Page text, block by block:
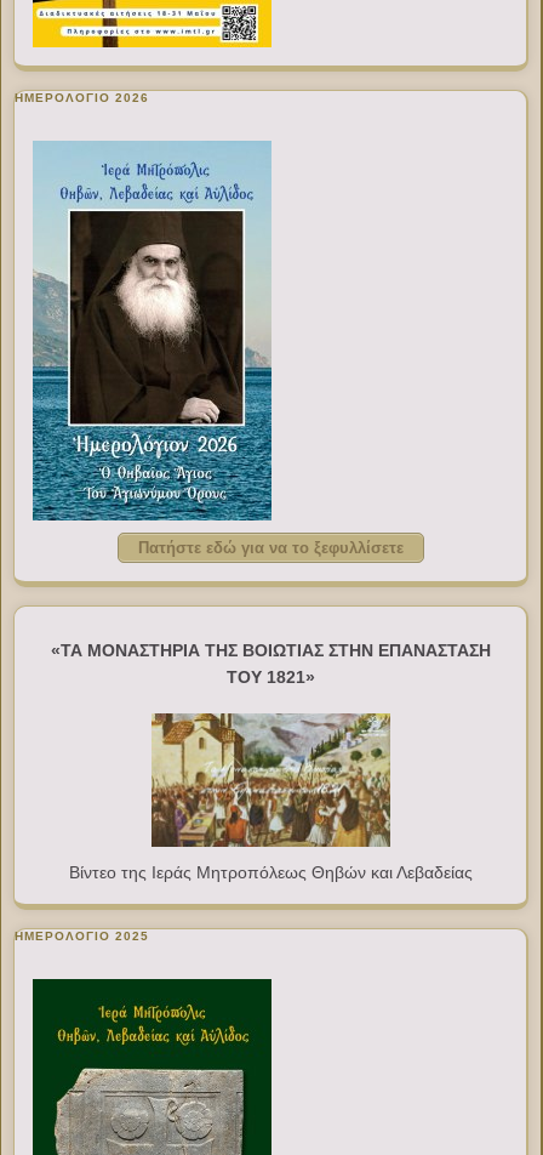
ΗΜΕΡΟΛΟΓΙΟ 2026
Πατήστε εδώ για να το ξεφυλλίσετε
«ΤΑ ΜΟΝΑΣΤΗΡΙΑ ΤΗΣ ΒΟΙΩΤΙΑΣ ΣΤΗΝ ΕΠΑΝΑΣΤΑΣΗ
ΤΟΥ 1821»
Βίντεο της Ιεράς Μητροπόλεως Θηβών και Λεβαδείας
ΗΜΕΡΟΛΟΓΙΟ 2025